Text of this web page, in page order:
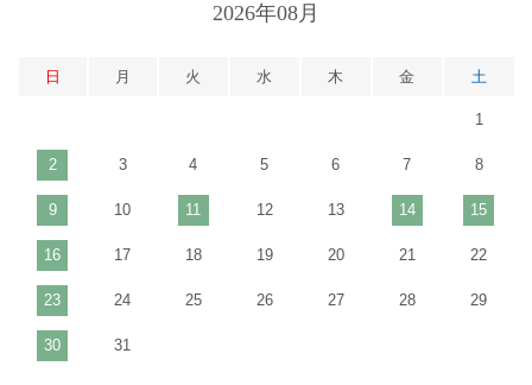
2026年08月
日 月 火 水 木 金 土
1
2 3 4 5 6 7 8
9 10 11 12 13 14 15
16 17 18 19 20 21 22
23 24 25 26 27 28 29
30 31